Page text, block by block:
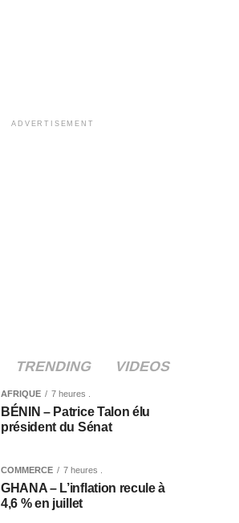
ADVERTISEMENT
TRENDING VIDEOS
AFRIQUE 7 heures .
BÉNIN – Patrice Talon élu
président du Sénat
COMMERCE 7 heures .
GHANA – L’inflation recule à
4,6 % en juillet